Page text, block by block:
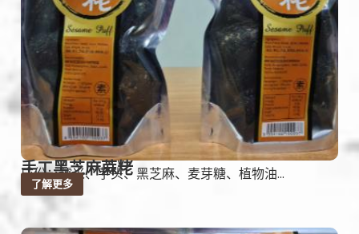
手工黑芝麻蔴粩
成份：糯米、芋头、黑芝麻、麦芽糖、植物油...
了解更多